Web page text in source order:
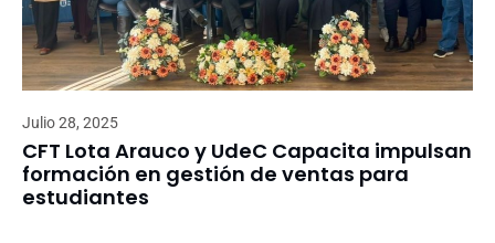
Julio 28, 2025
CFT Lota Arauco y UdeC Capacita impulsan
formación en gestión de ventas para
estudiantes